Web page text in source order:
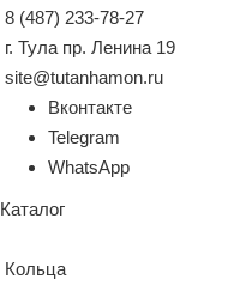
8 (487) 233-78-27
г. Тула пр. Ленина 19
site@tutanhamon.ru
Вконтакте
Telegram
WhatsApp
Каталог
Кольца